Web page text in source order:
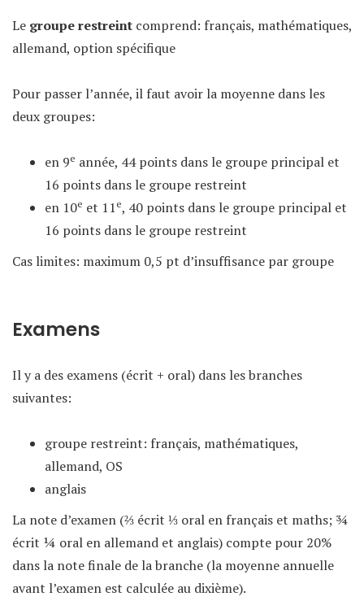
Le groupe restreint comprend: français, mathématiques,
allemand, option spécifique
Pour passer l’année, il faut avoir la moyenne dans les
deux groupes:
en 9e année, 44 points dans le groupe principal et
16 points dans le groupe restreint
en 10e et 11 e, 40 points dans le groupe principal et
16 points dans le groupe restreint
Cas limites: maximum 0,5 pt d’insuffisance par groupe
Examens
Il y a des examens (écrit + oral) dans les branches
suivantes:
groupe restreint: français, mathématiques,
allemand, OS
anglais
La note d’examen (⅔ écrit ⅓ oral en français et maths; ¾
écrit ¼ oral en allemand et anglais) compte pour 20%
dans la note finale de la branche (la moyenne annuelle
avant l’examen est calculée au dixième).